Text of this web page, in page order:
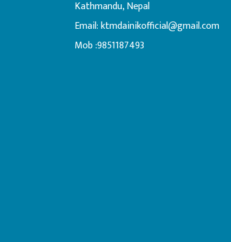
Kathmandu, Nepal
Email:ktmdainikofficial@gmail.com
Mob :9851187493